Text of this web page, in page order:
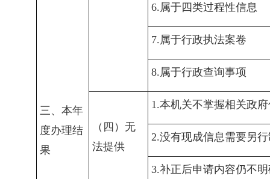
三、本年
度办理结
果
6.属于四类过程性信息
7.属于行政执法案卷
8.属于行政查询事项
（四）无
法提供
1.本机关不掌握相关政
2.没有现成信息需要另
3.补正后申请内容仍不